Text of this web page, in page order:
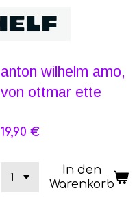
anton wilhelm amo,
von ottmar ette
19,90 €
In den
Warenkorb